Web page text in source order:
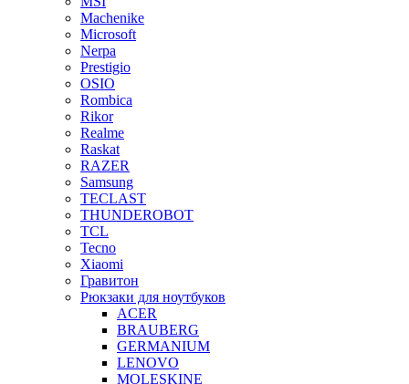
Machenike
Microsoft
Nerpa
Prestigio
OSIO
Rombica
Rikor
Realme
Raskat
RAZER
Samsung
TECLAST
THUNDEROBOT
TCL
Tecno
Xiaomi
Гравитон
Рюкзаки для ноутбуков
ACER
BRAUBERG
GERMANIUM
LENOVO
MOLESKINE